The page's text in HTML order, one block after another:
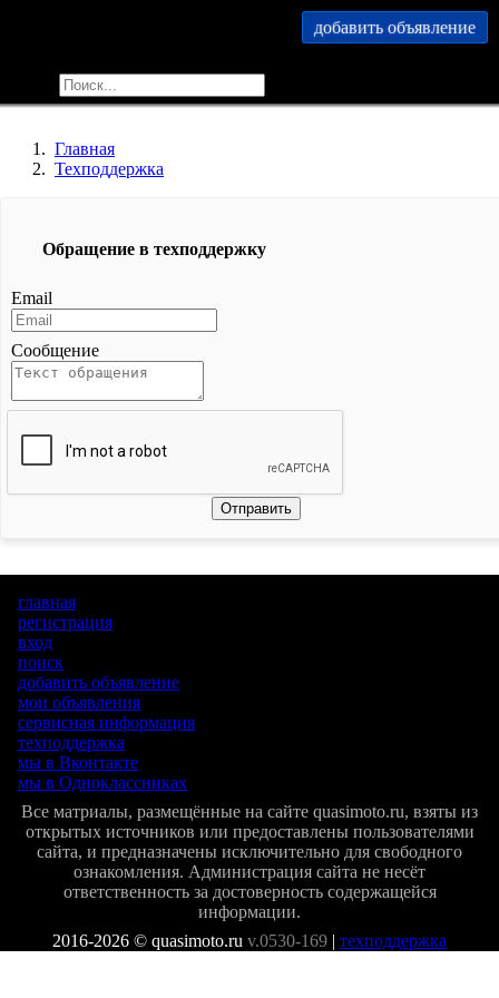
добавить объявление
Главная
Техподдержка
Обращение в техподдержку
Email
Сообщение
Отправить
главная
регистрация
вход
поиск
добавить объявление
мои объявления
сервисная информация
техподдержка
мы в Вконтакте
мы в Одноклассниках
Все матриалы, размещённые на сайте quasimoto.ru, взяты из
открытых источников или предоставлены пользователями
сайта, и предназначены исключительно для свободного
ознакомления. Администрация сайта не несёт
ответственность за достоверность содержащейся
информации.
2016-2026 © quasimoto.ru v.0530-169 | техподдержка